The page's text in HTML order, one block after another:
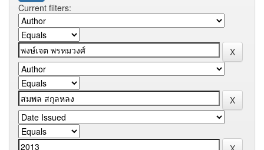
Current filters: